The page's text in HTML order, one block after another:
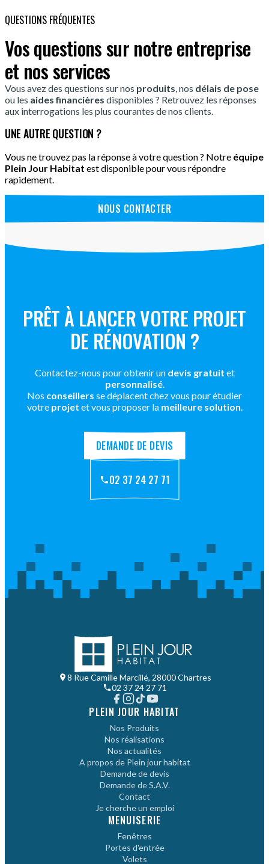
QUESTIONS FRÉQUENTES
Vos questions sur notre entreprise
et nos services
Vous avez des questions sur nos produits, nos délais de pose
ou les aides financières disponibles ? Retrouvez les réponses
aux interrogations les plus courantes de nos clients.
UNE AUTRE QUESTION ?
Vous ne trouvez pas la réponse à votre question ? Notre équipe
Plein Jour Habitat est disponible pour vous répondre
rapidement.
NOUS CONTACTER
PRÊT À LANCER VOTRE PROJET
DE RÉNOVATION ?
Contactez-nous pour obtenir un devis gratuit et
personnalisé.
Nos conseillers se déplacent chez vous pour étudier
votre projet et vous proposer la meilleure solution.
DEMANDE DE DEVIS
02 37 24 27 71
8 Rue Camille Marcillé, 28000 Chartres
02 37 24 27 71
PLEIN JOUR HABITAT
Nos Produits
Nos réalisations
Nos actualités
A propos de Plein jour habitat
Demande de devis
Demande de S.A.V.
Contact
Je cherche un emploi
MENUISERIE
Fenêtres
Portes d'entrée
Volets